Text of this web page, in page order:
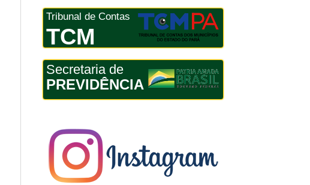
Tribunal de Contas
TCM
Secretaria de
PREVIDÊNCIA